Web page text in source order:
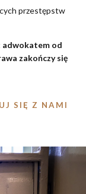
przestępstw
adwokatem od
zakończy się
SIĘ Z NAMI